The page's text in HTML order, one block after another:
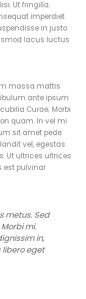
Ut fringilla.
imperdiet.
in justo
lacus luctus
massa mattis
ante ipsum
Curae; Morbi
quam. In vel mi
sit amet pede
vel, egestas
Ut ultrices ultrices
est pulvinar
metus. Sed
mi.
in,
libero eget